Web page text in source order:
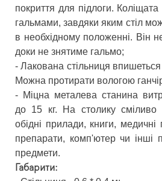
покриття для підлоги.
гальмами, завдяки яким стіл
в необхідному положенні. Він
доки не знятиме гальмо;
- Лакована стільниця впишеться
Можна протирати вологою
- Міцна металева станина
до 15 кг. На столику сміливо
обідні прилади, книги, медичні
препарати, комп'ютер чи інші
предмети.
Габарити: